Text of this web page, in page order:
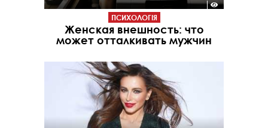
ПСИХОЛОГІЯ
Женская внешность: что
может отталкивать мужчин